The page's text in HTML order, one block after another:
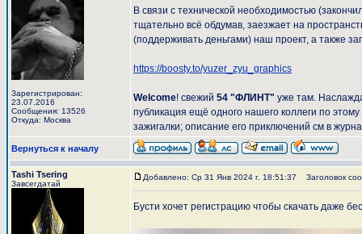
Зарегистрирован:
23.07.2016
Сообщения: 13526
Откуда: Москва
В связи с технической необходимостью
тщательно всё обдумав, заезжает на
(поддерживать деньгами) наш проект, а также
https://boosty.to/yuzer_zyu_graphics
Welcome! свежий 54 "ФЛИНТ" уже там.
публикация ещё одного нашего коллеги по
зажигалки; описание его приключений см в
Вернуться к началу
Tashi Tsering
Завсегдатай
Добавлено: Ср 31 Янв 2024 г. 18:51:37 Заголовок
Бусти хочет регистрацию чтобы скачать даже